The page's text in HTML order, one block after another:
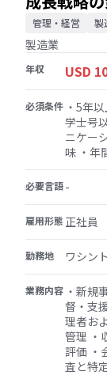
との確
管理・経営 製
製造業
年収 USD
必須条件 ・5年
学士号
ニケー
味 ・年
必要言語-
雇用形態 正社員
勤務地 ワシン
業務内容 ・新規
督・支
理者お
管理 ・
評価 ・
査と特